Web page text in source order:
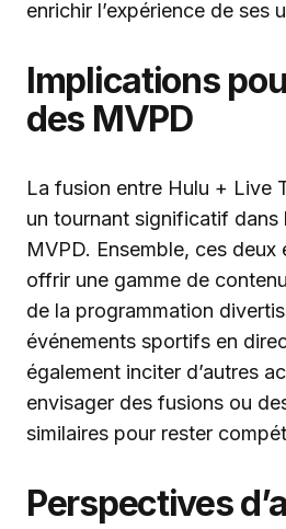
enrichir l’expérience de ses
Implications
des MVPD
La fusion entre Hulu + Live
un tournant significatif dans
MVPD. Ensemble, ces
offrir une gamme de
de la programmation
événements sportifs en
également inciter d’autres
envisager des fusions ou
similaires pour rester
Perspectives